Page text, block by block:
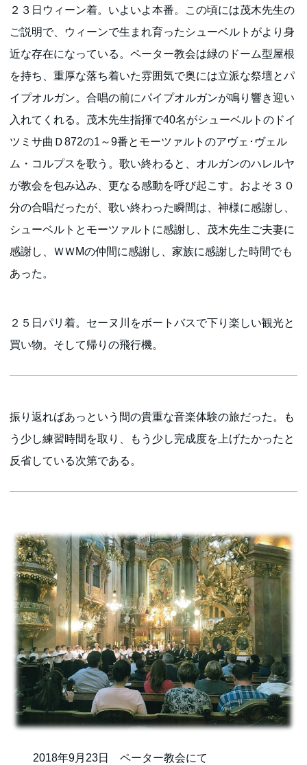
２３日ウィーン着。いよいよ本番。この頃には茂木先生の
ご説明で、ウィーンで生まれ育ったシューベルトがより身
近な存在になっている。ペーター教会は緑のドーム型屋根
を持ち、重厚な落ち着いた雰囲気で奥には立派な祭壇とパ
イプオルガン。合唱の前にパイプオルガンが鳴り響き迎い
入れてくれる。茂木先生指揮で40名がシューベルトのドイ
ツミサ曲Ｄ872の1～9番とモーツァルトのアヴェ･ヴェル
ム・コルプスを歌う。歌い終わると、オルガンのハレルヤ
が教会を包み込み、更なる感動を呼び起こす。およそ３０
分の合唱だったが、歌い終わった瞬間は、神様に感謝し、
シューベルトとモーツァルトに感謝し、茂木先生ご夫妻に
感謝し、ＷＷMの仲間に感謝し、家族に感謝した時間でも
あった。
２５日パリ着。セーヌ川をボートバスで下り楽しい観光と
買い物。そして帰りの飛行機。
振り返ればあっという間の貴重な音楽体験の旅だった。も
う少し練習時間を取り、もう少し完成度を上げたかったと
反省している次第である。
2018年9月23日 ペーター教会にて